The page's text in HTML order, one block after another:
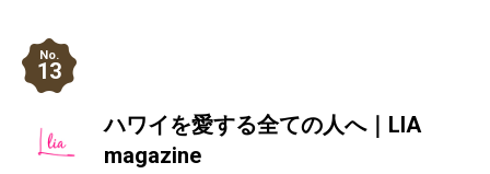
13
ハワイを愛する全ての人へ｜LIA
magazine